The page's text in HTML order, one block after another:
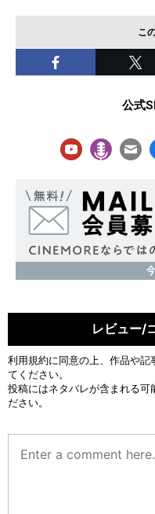
こ
公式
レビュー/
利用規約に同意の上、作品や記
てください。
投稿にはネタバレが含まれる可
ださい。